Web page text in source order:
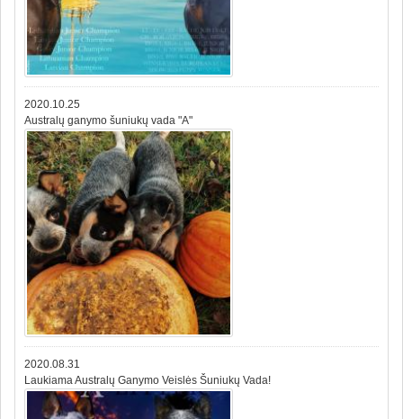
2020.10.25
Australų ganymo šuniukų vada "A"
2020.08.31
Laukiama Australų Ganymo Veislės Šuniukų Vada!